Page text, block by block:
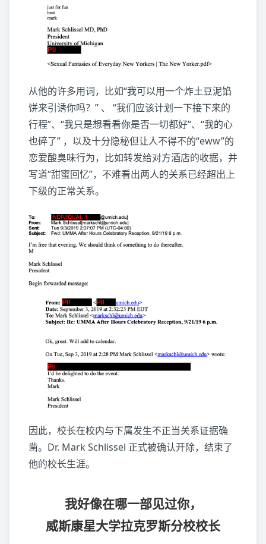
从他的许多用词，比如“我可以用一个炸土豆泥馅
饼来引诱你吗？” 、 “我们应该计划一下接下来的
行程”、“我只是想看看你是否一切都好”、“我的心
也碎了” ，以及十分隐秘但让人不得不的“eww”的
恋爱酸臭味行为，比如转发给对方酒店的收据，并
写道“甜蜜回忆”，不难看出两人的关系已经超出上
下级的正常关系。
因此，校长在校内与下属发生不正当关系证据确
凿。Dr. Mark Schlissel 正式被确认开除，结束了
他的校长生涯。
我好像在哪一部见过你，
威斯康星大学拉克罗斯分校校长